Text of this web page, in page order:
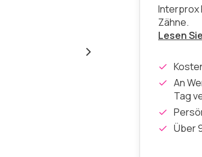
Interprox
Zähne.
Lesen
An
Tag
Über